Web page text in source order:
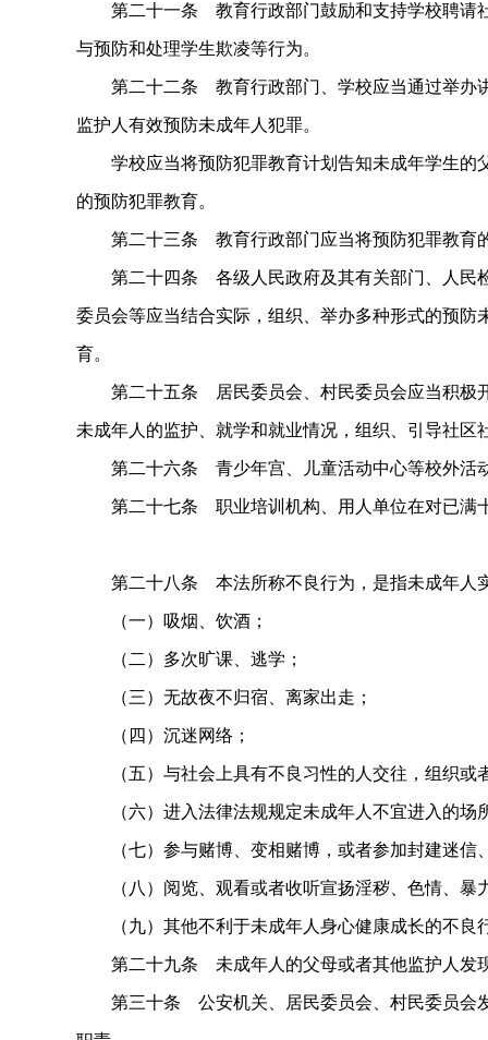
第二十一条 教育行政部门鼓励和支持学校聘请社
与预防和处理学生欺凌等行为。
第二十二条 教育行政部门、学校应当通过举办讲
监护人有效预防未成年人犯罪。
学校应当将预防犯罪教育计划告知未成年学生的
的预防犯罪教育。
第二十三条 教育行政部门应当将预防犯罪教育
第二十四条 各级人民政府及其有关部门、人民检
委员会等应当结合实际，组织、举办多种形式的预
育。
第二十五条 居民委员会、村民委员会应当积极开
未成年人的监护、就学和就业情况，组织、引导社区
第二十六条 青少年宫、儿童活动中心等校外活动
第二十七条 职业培训机构、用人单位在对已满十
第二十八条 本法所称不良行为，是指未成年人实
（一）吸烟、饮酒；
（二）多次旷课、逃学；
（三）无故夜不归宿、离家出走；
（四）沉迷网络；
（五）与社会上具有不良习性的人交往，组织或
（六）进入法律法规规定未成年人不宜进入的场
（七）参与赌博、变相赌博，或者参加封建迷信
（八）阅览、观看或者收听宣扬淫秽、色情、暴
（九）其他不利于未成年人身心健康成长的不良
第二十九条 未成年人的父母或者其他监护人发现
第三十条 公安机关、居民委员会、村民委员会发